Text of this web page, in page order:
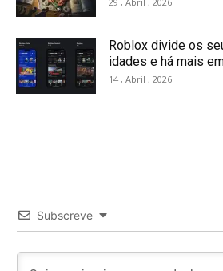
Roblox divide os
idades e há mais
14 , Abril , 2026
Subscreve